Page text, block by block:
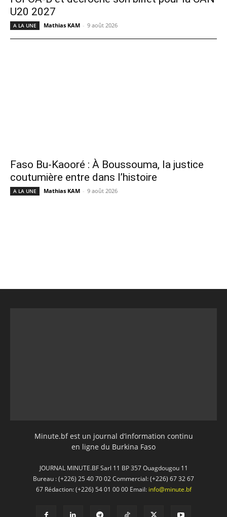
U20 2027
A LA UNE Mathias KAM - 9 août 2026
Faso Bu-Kaooré : À Boussouma, la justice
coutumière entre dans l’histoire
A LA UNE Mathias KAM - 9 août 2026
Minute.bf est un journal d’information continu
en ligne du Burkina Faso
JOURNAL MINUTE.BF Sarl 11 BP 357 Ouagdougou 11
Bureau : (+226) 25 40 70 02 Commercial: (+226) 67 32 67
67 Rédaction: (+226) 54 01 00 00 Email: info@minute.bf